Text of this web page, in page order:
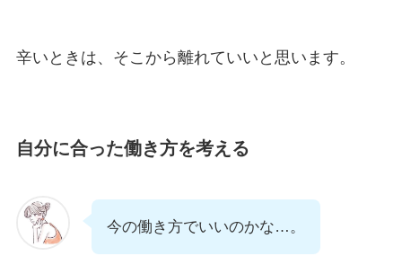
辛いときは、そこから離れていいと思います。
自分に合った働き方を考える
今の働き方でいいのかな…。